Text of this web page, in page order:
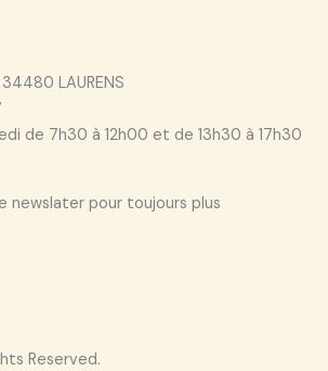
LAURENS
de 7h30 à 12h00 et de 13h30 à 17h30
newslater pour toujours plus
Reserved.